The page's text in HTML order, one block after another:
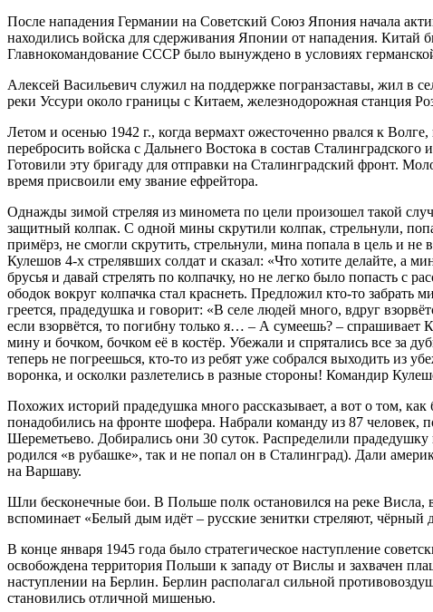
После нападения Германии на Советский Союз Япония начала
находились войска для сдерживания Японии от нападения.
Главнокомандование СССР было вынуждено в условиях
Алексей Васильевич служил на поддержке погранзаставы, жил в
реки Уссури около границы с Китаем, железнодорожная станция
Летом и осенью 1942 г., когда вермахт ожесточенно рвался к
перебросить войска с Дальнего Востока в состав
Готовили эту бригаду для отправки на Сталинградский фронт.
время присвоили ему звание ефрейтора.
Однажды зимой стреляя из миномета по цели произошел такой
защитный колпак. С одной мины скрутили колпак, стрельнули,
примёрз, не смогли скрутить, стрельнули, мина попала в цель и не
Кулешов 4-х стрелявших солдат и сказал: «Что хотите делайте, а
брусья и давай стрелять по колпачку, но не легко было попасть с
ободок вокруг колпачка стал краснеть. Предложил кто-то забрать
греется, прадедушка и говорит: «В селе людей много, вдруг
если взорвётся, то погибну только я… – А сумеешь? –
мину и бочком, бочком её в костёр. Убежали и спрятались все за
теперь не погреешься, кто-то из ребят уже собрался выходить из
воронка, и осколки разлетелись в разные стороны! Командир
Похожих историй прадедушка много рассказывает, а вот о том,
понадобились на фронте шофера. Набрали команду из 87 человек,
Шереметьево. Добирались они 30 суток. Распределили
родился «в рубашке», так и не попал он в Сталинград). Дали
на Варшаву.
Шли бесконечные бои. В Польше полк остановился на реке Висла,
вспоминает «Белый дым идёт – русские зенитки стреляют,
В конце января 1945 года было стратегическое наступление
освобождена территория Польши к западу от Вислы и захвачен
наступлении на Берлин. Берлин располагал сильной
становились отличной мишенью.